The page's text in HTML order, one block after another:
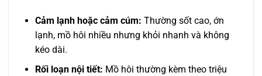
Cảm lạnh hoặc cảm cúm: Thường sốt cao, ớn
lạnh, mồ hôi nhiều nhưng khỏi nhanh và không
kéo dài.
Rối loạn nội tiết: Mồ hôi thường kèm theo triệu